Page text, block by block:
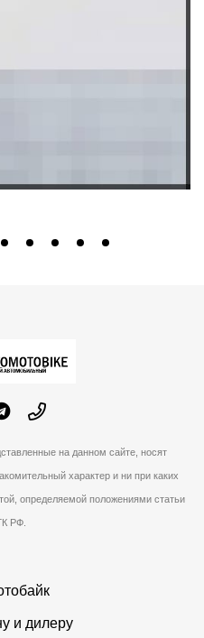
на данном сайте, носят
характер и ни при каких
определяемой положениями статьи
РФ.
и дилеру